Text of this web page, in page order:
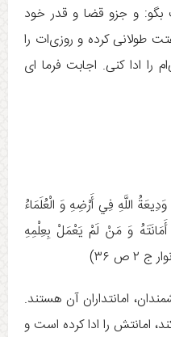
بگو: و جزو قضا و قدر خود
طولانى کرده و روزى‌ات را
را ادا كنى. اجابت فرما اى
اللَّهِ فِي أَرْضِهِ وَ الْعُلَمَاءُ
وَ مَنْ لَمْ يَعْمَلْ بِعِلْمِهِ
ص ۳۶)
امانتداران آن هستند.
را ادا کرده است و